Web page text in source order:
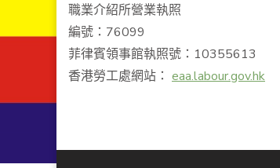
職業介紹所營業執照
編號：76099
菲律賓領事館執照號：10355613
香港勞工處網站： eaa.labour.gov.hk